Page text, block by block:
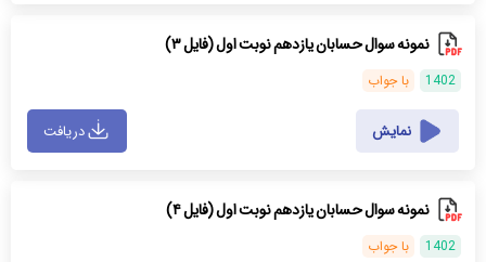
نمونه سوال حسابان یازدهم نوبت اول (فایل ۳)
1402 با جواب
نمایش دریافت
نمونه سوال حسابان یازدهم نوبت اول (فایل ۴)
1402 با جواب